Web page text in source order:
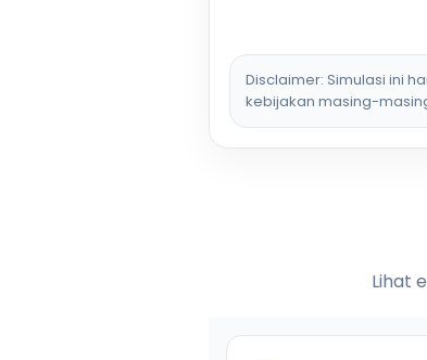
Disclaimer: Simulasi ini
kebijakan masing-
Lihat